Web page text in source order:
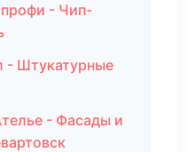
- Чип-
Штукатурные
- Фасады и